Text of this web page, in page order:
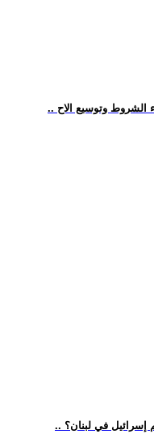
الشروط وتوسيع الاح